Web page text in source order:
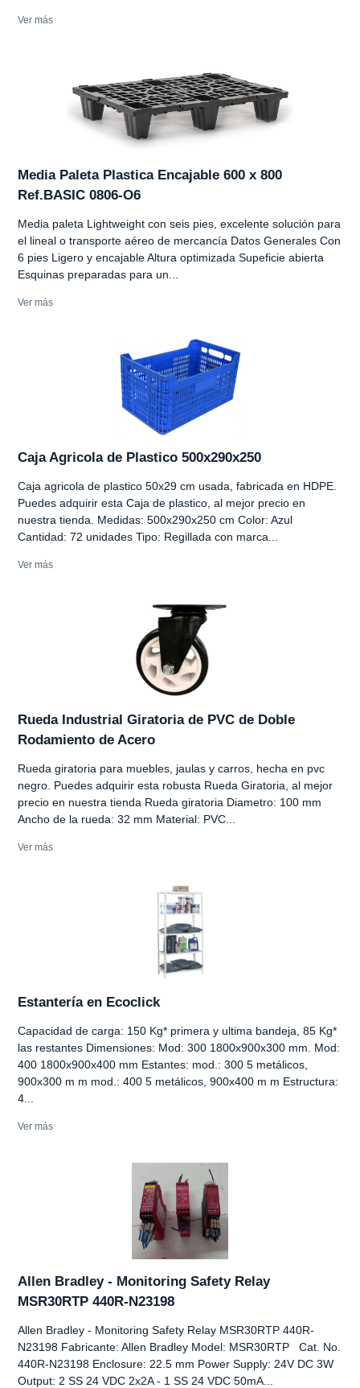
Ver más
Media Paleta Plastica Encajable 600 x 800
Ref.BASIC 0806-O6
Media paleta Lightweight con seis pies, excelente solución para
el lineal o transporte aéreo de mercancía Datos Generales Con
6 pies Ligero y encajable Altura optimizada Supeficie abierta
Esquinas preparadas para un...
Ver más
Caja Agricola de Plastico 500x290x250
Caja agricola de plastico 50x29 cm usada, fabricada en HDPE.
Puedes adquirir esta Caja de plastico, al mejor precio en
nuestra tienda. Medidas: 500x290x250 cm Color: Azul
Cantidad: 72 unidades Tipo: Regillada con marca...
Ver más
Rueda Industrial Giratoria de PVC de Doble
Rodamiento de Acero
Rueda giratoria para muebles, jaulas y carros, hecha en pvc
negro. Puedes adquirir esta robusta Rueda Giratoria, al mejor
precio en nuestra tienda Rueda giratoria Diametro: 100 mm
Ancho de la rueda: 32 mm Material: PVC...
Ver más
Estantería en Ecoclick
Capacidad de carga: 150 Kg* primera y ultima bandeja, 85 Kg*
las restantes Dimensiones: Mod: 300 1800x900x300 mm. Mod:
400 1800x900x400 mm Estantes: mod.: 300 5 metálicos,
900x300 m m mod.: 400 5 metálicos, 900x400 m m Estructura:
4...
Ver más
Allen Bradley - Monitoring Safety Relay
MSR30RTP 440R-N23198
Allen Bradley - Monitoring Safety Relay MSR30RTP 440R-
N23198 Fabricante: Allen Bradley Model: MSR30RTP Cat. No.
440R-N23198 Enclosure: 22.5 mm Power Supply: 24V DC 3W
Output: 2 SS 24 VDC 2x2A - 1 SS 24 VDC 50mA...